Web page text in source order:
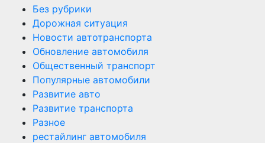
Без рубрики
Дорожная ситуация
Новости автотранспорта
Обновление автомобиля
Общественный транспорт
Популярные автомобили
Развитие авто
Развитие транспорта
Разное
рестайлинг автомобиля